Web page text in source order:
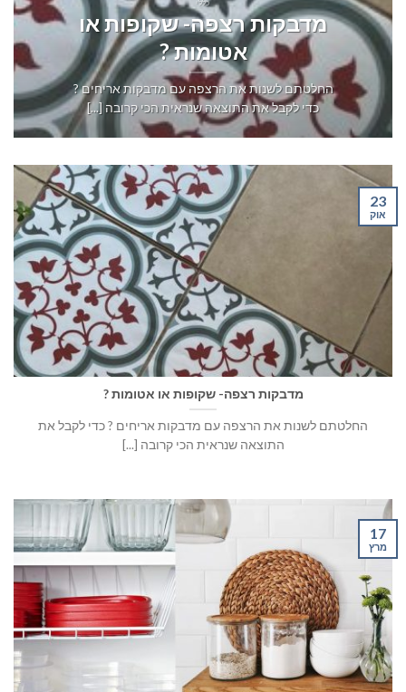
כללי
מדבקות רצפה- שקופות או
אטומות ?
החלטתם לשנות את הרצפה עם מדבקות אריחים ?
כדי לקבל את התוצאה שנראית הכי קרובה [...]
מדבקות רצפה- שקופות או אטומות ?
החלטתם לשנות את הרצפה עם מדבקות אריחים ? כדי לקבל את
התוצאה שנראית הכי קרובה [...]
23
אוק
17
מרץ